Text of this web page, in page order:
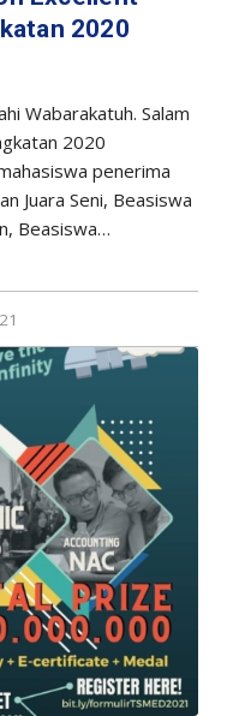
2020
Wabarakatuh. Salam
2020
penerima
Juara Seni, Beasiswa
Beasiswa…